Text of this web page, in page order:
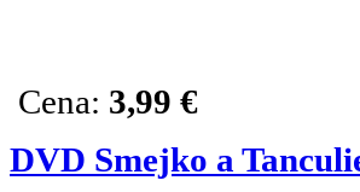
Cena: 3,99 €
DVD Smejko a